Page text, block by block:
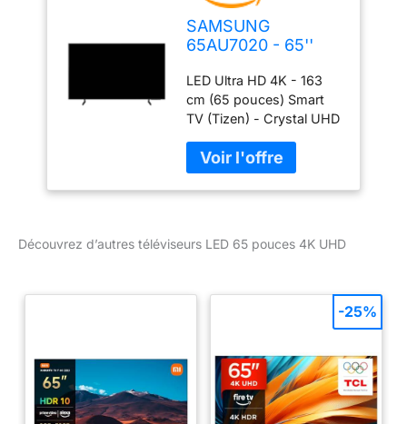
SAMSUNG
65AU7020 - 65''
UHD 4K 3840x2160
- HDR - Smart TV -
Gaming HUB -
3xHDMI
LED Ultra HD 4K - 163
cm (65 pouces) Smart
TV (Tizen) - Crystal UHD
3 x HDMI - 1 x USB - 2
pieds - PC vers TV WiFi -
Bluetooth
Découvrez d’autres téléviseurs LED 65 pouces 4K UHD
-25%